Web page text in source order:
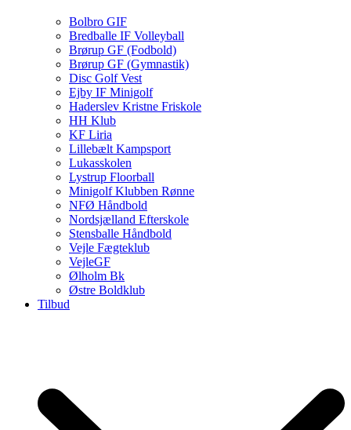
Bolbro GIF
Bredballe IF Volleyball
Brørup GF (Fodbold)
Brørup GF (Gymnastik)
Disc Golf Vest
Ejby IF Minigolf
Haderslev Kristne Friskole
HH Klub
KF Liria
Lillebælt Kampsport
Lukasskolen
Lystrup Floorball
Minigolf Klubben Rønne
NFØ Håndbold
Nordsjælland Efterskole
Stensballe Håndbold
Vejle Fægteklub
VejleGF
Ølholm Bk
Østre Boldklub
Tilbud